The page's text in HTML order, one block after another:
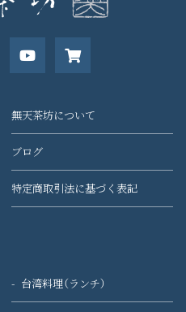
無天茶坊について
ブログ
特定商取引法に基づく表記
台湾料理（ランチ）